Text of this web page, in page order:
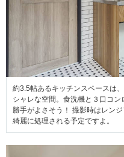
約3.5帖あるキッチンスペースは
シャレな空間。食洗機と３口コ
勝手がよさそう！ 撮影時はレン
綺麗に処理される予定ですよ。